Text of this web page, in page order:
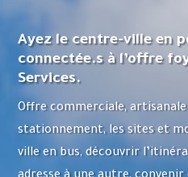
Ayez le centre-ville en
connectée.s à l’offre
Services.
Offre commerciale, artisanale
stationnement, les sites et
ville en bus, découvrir